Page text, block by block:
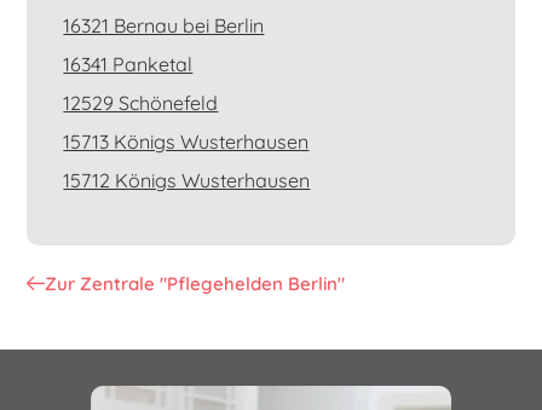
16321 Bernau bei Berlin
16341 Panketal
12529 Schönefeld
15713 Königs Wusterhausen
15712 Königs Wusterhausen
15732 Schulzendorf
Zur Zentrale "Pflegehelden Berlin"